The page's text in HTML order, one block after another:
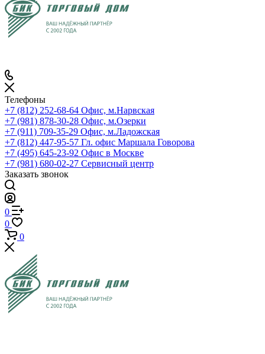
Телефоны
+7 (812) 252-68-64 Офис, м.Нарвская
+7 (981) 878-30-28 Офис, м.Озерки
+7 (911) 709-35-29 Офис, м.Ладожская
+7 (812) 447-95-57 Гл. офис Маршала Говорова
+7 (495) 645-23-92 Офис в Москве
+7 (981) 680-02-27 Сервисный центр
Заказать звонок
0
0
0